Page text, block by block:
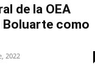
de la OEA
Boluarte como
2022